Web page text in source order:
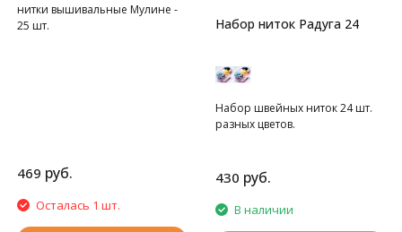
нитки вышивальные Мулине -
25 шт.
469 руб.
Осталась 1 шт.
Набор ниток Радуга 24
Набор швейных ниток 24 шт.
разных цветов.
430 руб.
В наличии